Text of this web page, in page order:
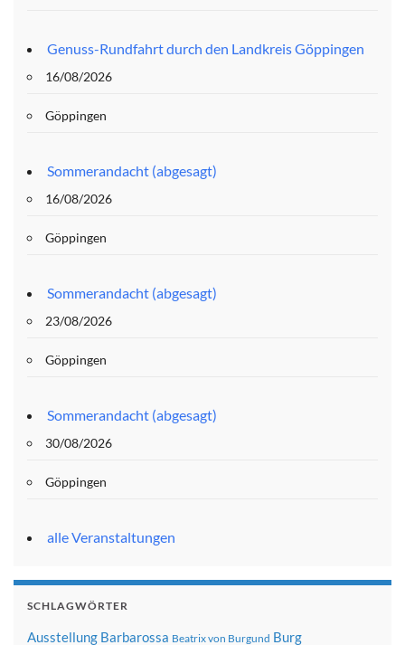
Genuss-Rundfahrt durch den Landkreis Göppingen
16/08/2026
Göppingen
Sommerandacht (abgesagt)
16/08/2026
Göppingen
Sommerandacht (abgesagt)
23/08/2026
Göppingen
Sommerandacht (abgesagt)
30/08/2026
Göppingen
alle Veranstaltungen
SCHLAGWÖRTER
Ausstellung Barbarossa Beatrix von Burgund Burg